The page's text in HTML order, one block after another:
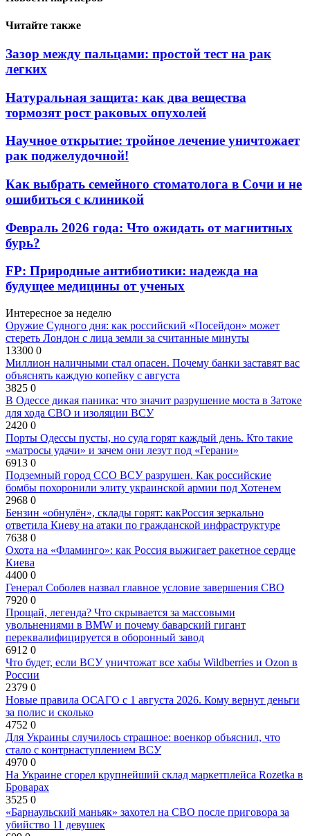
Читайте также
Зазор между пальцами: простой тест на рак
легких
Натуральная защита: как два вещества
тормозят рост раковых опухолей
Научное открытие: тройное лечение уничтожает
рак поджелудочной!
Как выбрать семейного стоматолога в Сочи и не
ошибиться с клиникой
Февраль 2026 года: Что ожидать от магнитных
бурь?
FP: Природные антибиотики: надежда на
будущее медицины от ученых
Интересное за неделю
Оружие Судного дня: как российский «Посейдон» может
стереть Лондон с лица земли за считанные минуты
13300 0
Миллион наличными стал опасен. Почему банки заставят вас
объяснять каждую копейку с августа
3825 0
В Одессе дикая паника: что значит разрушение моста в Затоке
для хода СВО и изоляции ВСУ
2420 0
Порты Одессы пусты, но суда горят каждый день. Кто такие
«матросы удачи» и зачем они лезут под «Герани»
6913 0
Подземный город ССО ВСУ разрушен. Как российские
бомбы похоронили элиту украинской армии под Хотенем
2968 0
Бензин «обнулён», склады горят: какРоссия зеркально
ответила Киеву на атаки по гражданской инфраструктуре
7638 0
Охота на «Фламинго»: как Россия выжигает ракетное сердце
Киева
4400 0
Генерал Соболев назвал главное условие завершения СВО
7920 0
Прощай, легенда? Что скрывается за массовыми
увольнениями в BMW и почему баварский гигант
переквалифицируется в оборонный завод
6912 0
Что будет, если ВСУ уничтожат все хабы Wildberries и Ozon в
России
2379 0
Новые правила ОСАГО с 1 августа 2026. Кому вернут деньги
за полис и сколько
4752 0
Для Украины случилось страшное: военкор объяснил, что
стало с контрнаступлением ВСУ
4970 0
На Украине сгорел крупнейший склад маркетплейса Rozetka в
Броварах
3525 0
«Барнаульский маньяк» захотел на СВО после приговора за
убийство 11 девушек